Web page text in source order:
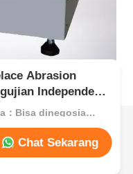
Abrasion
Independen
Harga：Bisa dinegosiasikan
Chat Sekarang